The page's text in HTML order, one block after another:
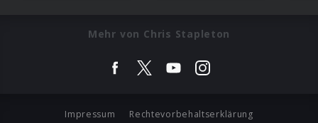
Mehr von Chris Stapleton
Impressum Rechtevorbehaltserklärung